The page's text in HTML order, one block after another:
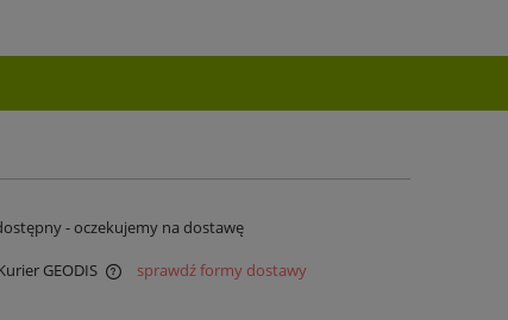
- oczekujemy na dostawę
GEODIS sprawdź formy dostawy